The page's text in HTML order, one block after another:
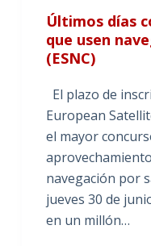
Últimos días
que usen
(ESNC)
El plazo de
European
el mayor
navegación por
jueves 30 de
en un millón…